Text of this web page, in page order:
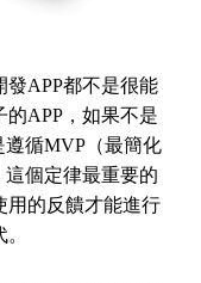
發APP都不是很能
APP，如果不是
遵循MVP（最簡化
個定律最重要的
用的反饋才能進行